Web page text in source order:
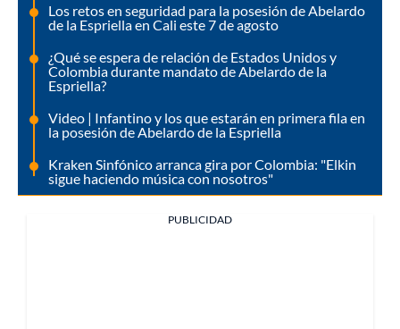
Los retos en seguridad para la posesión de Abelardo
de la Espriella en Cali este 7 de agosto
¿Qué se espera de relación de Estados Unidos y
Colombia durante mandato de Abelardo de la
Espriella?
Video | Infantino y los que estarán en primera fila en
la posesión de Abelardo de la Espriella
Kraken Sinfónico arranca gira por Colombia: "Elkin
sigue haciendo música con nosotros"
PUBLICIDAD